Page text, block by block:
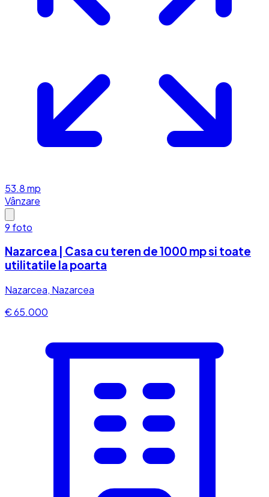
53.8mp
Vânzare
9 foto
Nazarcea | Casa cu teren de 1000 mp si toate
utilitatile la poarta
Nazarcea, Nazarcea
€ 65.000